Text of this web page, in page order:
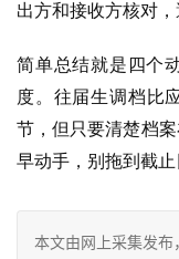
出方和接收方核对
简单总结就是四个
度。往届生调档比
节，但只要清楚档
早动手，别拖到截止
本文由网上采集发